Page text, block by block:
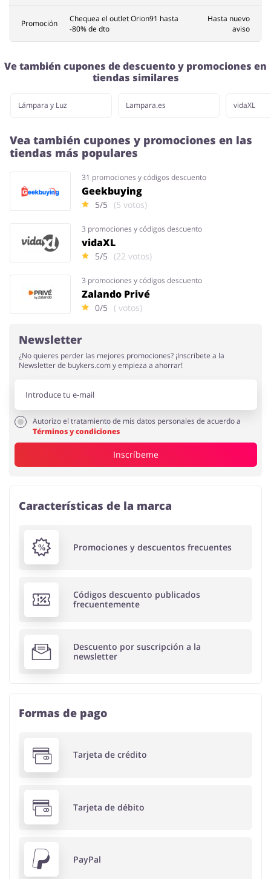
Promoción
Chequea el outlet Orion91 hasta
-80% de dto
Hasta nuevo
aviso
Ve también cupones de descuento y promociones en
tiendas similares
Lámpara y Luz Lampara.es vidaXL
Vea también cupones y promociones en las
tiendas más populares
31 promociones y códigos descuento
Geekbuying
5/5 (5 votos)
3 promociones y códigos descuento
vidaXL
5/5 (22 votos)
3 promociones y códigos descuento
Zalando Privé
0/5 ( votos)
Newsletter
¿No quieres perder las mejores promociones? ¡Inscríbete a la
Newsletter de buykers.com y empieza a ahorrar!
Autorizo el tratamiento de mis datos personales de acuerdo a
Términos y condiciones
Inscríbeme
Características de la marca
Promociones y descuentos frecuentes
Códigos descuento publicados
frecuentemente
Descuento por suscripción a la
newsletter
Formas de pago
Tarjeta de crédito
Tarjeta de débito
PayPal